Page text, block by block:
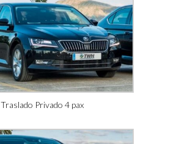
Traslado Privado 4 pax